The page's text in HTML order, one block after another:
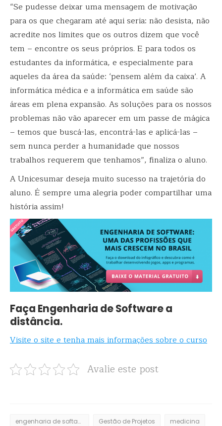
“Se pudesse deixar uma mensagem de motivação
para os que chegaram até aqui seria: não desista, não
acredite nos limites que os outros dizem que você
tem – encontre os seus próprios. E para todos os
estudantes da informática, e especialmente para
aqueles da área da saúde: ‘pensem além da caixa’. A
informática médica e a informática em saúde são
áreas em plena expansão. As soluções para os nossos
problemas não vão aparecer em um passe de mágica
– temos que buscá-las, encontrá-las e aplicá-las –
sem nunca perder a humanidade que nossos
trabalhos requerem que tenhamos”, finaliza o aluno.
A Unicesumar deseja muito sucesso na trajetória do
aluno. É sempre uma alegria poder compartilhar uma
história assim!
Faça Engenharia de Software a
distância.
Visite o site e tenha mais informações sobre o curso
Avalie este post
engenharia de softaware Gestão de Projetos medicina